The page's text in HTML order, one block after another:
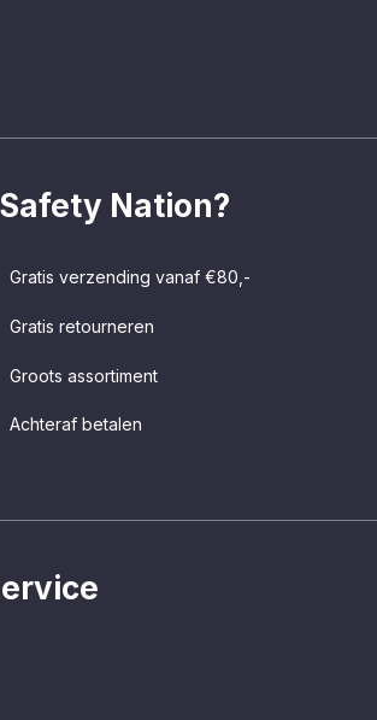
Nation?
Gratis verzending vanaf €80,-
Gratis retourneren
Groots assortiment
Achteraf betalen